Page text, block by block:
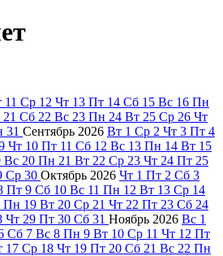
11 Ср 12 Чт 13 Пт 14 Сб 15 Вс 16 Пн
21 Сб 22 Вс 23 Пн 24 Вт 25 Ср 26 Чт
31 Сентябрь 2026 Вт 1 Ср 2 Чт 3 Пт 4
Чт 10 Пт 11 Сб 12 Вс 13 Пн 14 Вт 15
Вс 20 Пн 21 Вт 22 Ср 23 Чт 24 Пт 25
Ср 30 Октябрь 2026 Чт 1 Пт 2 Сб 3
Пт 9 Сб 10 Вс 11 Пн 12 Вт 13 Ср 14
Пн 19 Вт 20 Ср 21 Чт 22 Пт 23 Сб 24
Чт 29 Пт 30 Сб 31 Ноябрь 2026 Вс 1
Сб 7 Вс 8 Пн 9 Вт 10 Ср 11 Чт 12 Пт
17 Ср 18 Чт 19 Пт 20 Сб 21 Вс 22 Пн